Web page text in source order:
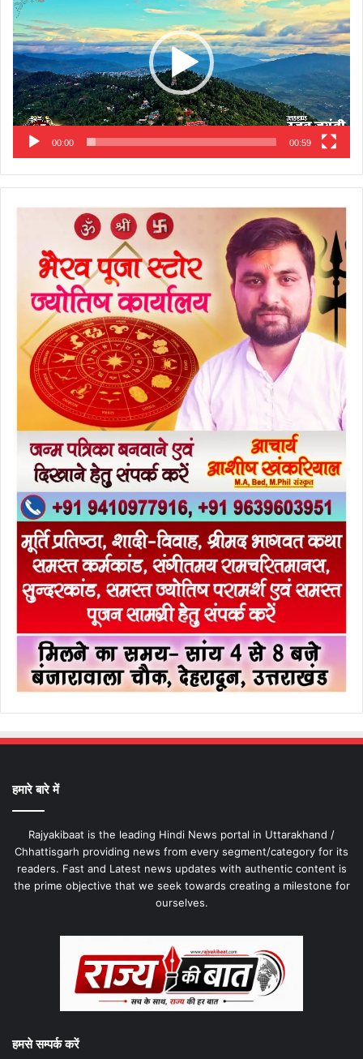
00:00 00:59
हमारे बारे में
Rajyakibaat is the leading Hindi News portal in Uttarakhand /
Chhattisgarh providing news from every segment/category for its
readers. Fast and Latest news updates with authentic content is
the prime objective that we seek towards creating a milestone for
ourselves.
हमसे सम्पर्क करें